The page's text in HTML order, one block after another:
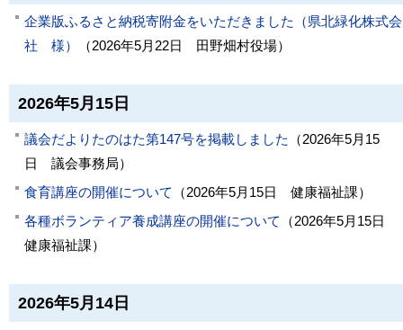
企業版ふるさと納税寄附金をいただきました（県北緑化株式会
社 様）
（2026年5月22日 田野畑村役場）
2026年5月15日
議会だよりたのはた第147号を掲載しました （2026年5月15
日
議会事務局）
食育講座の開催について
（2026年5月15日 健康福祉課）
各種ボランティア養成講座の開催について
（2026年5月15日
健康福祉課）
2026年5月14日